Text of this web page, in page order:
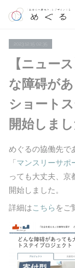
2023.12.15 02:35
【ニュー
な障碍が
ショート
開始しま
めぐるの協働先で
「マンスリーサポ
っても大丈夫、京
開始しました。
詳細はこちらをご